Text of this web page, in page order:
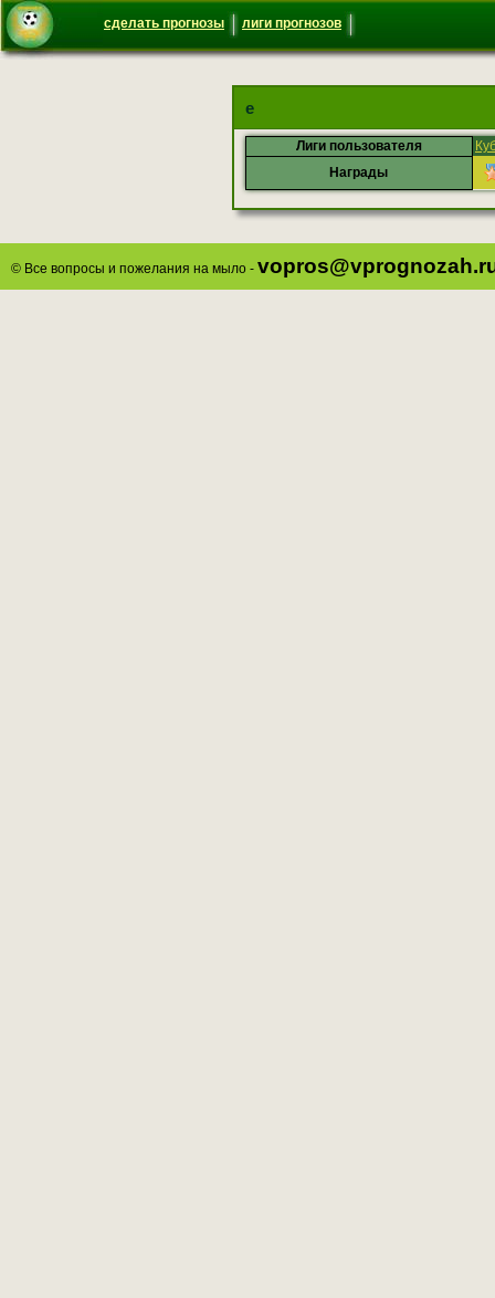
сделать прогнозы лиги прогнозов
е
Лиги пользователя
Награды
© Все вопросы и пожелания на мыло -